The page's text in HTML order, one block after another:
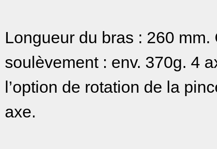
Longueur du bras : 260 mm.
soulèvement : env. 370g. 4
l’option de rotation de la
axe.